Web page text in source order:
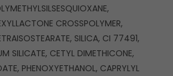
CROSSPOLYMER,
SILICA, CI 77491,
SILICATE, CETYL DIMETHICONE,
PHENOXYETHANOL, CAPRYLYL